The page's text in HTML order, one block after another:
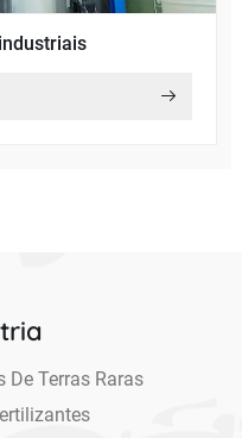
De Terras Raras